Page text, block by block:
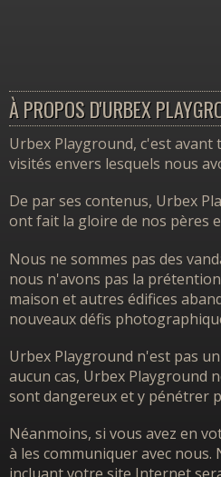
À PROPOS D'URBEX
Urbex Playground, c'est
visités envers lesquels nous
De par ses contenus, Urbex
ont fait la gloire de nos pères
Nous ne sommes pas des
nous n'avons pas la
maison et autres édifices
nouveaux défis
Urbex Playground n'est pas
aucun cas, Urbex Playground
sont dangereux et y pénétrer
Néanmoins, si vous avez en
à les communiquer avec